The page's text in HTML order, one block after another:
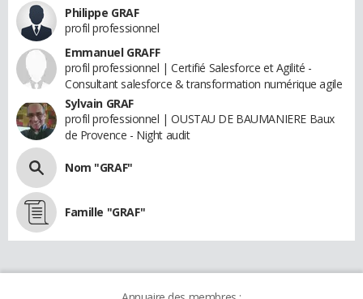
Philippe GRAF
profil professionnel
Emmanuel GRAFF
profil professionnel | Certifié Salesforce et Agilité -
Consultant salesforce & transformation numérique agile
Sylvain GRAF
profil professionnel | OUSTAU DE BAUMANIERE Baux
de Provence - Night audit
Nom "GRAF"
Famille "GRAF"